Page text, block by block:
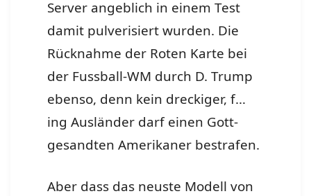
Server angeblich in einem Test
damit pulverisiert wurden. Die
Rücknahme der Roten Karte bei
der Fussball-WM durch D. Trump
ebenso, denn kein dreckiger, f…
ing Ausländer darf einen Gott-
gesandten Amerikaner bestrafen.
Aber dass das neuste Modell von